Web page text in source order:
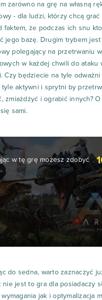
zarówno na grę na własną
- dla ludzi, którzy chcą grać
faktem, że podczas ich snu
jego bazę. Drugim trybem
polegający na przetrwaniu
w każdej chwili do ataku
Czy będziecie na tyle
tyle aktywni i sprytni by
zmiażdżyć i ograbić innych?
sami.
w tę grę możesz zdobyć
do sedna, warto zaznaczyć
nie jest to gra dla posiadaczy
jak i optymalizacja